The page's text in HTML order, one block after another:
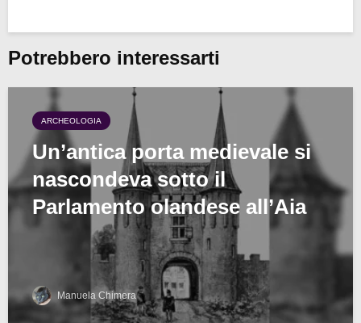
Potrebbero interessarti
ARCHEOLOGIA
Un’antica porta medievale si
nascondeva sotto il
Parlamento olandese all’Aia
Manuela Chimera